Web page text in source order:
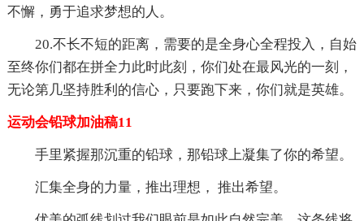
不懈，勇于追求梦想的人。
20.不长不短的距离，需要的是全身心全程投入，自始
至终你们都在拼全力此时此刻，你们处在最风光的一刻，
无论第几坚持胜利的信心，只要跑下来，你们就是英雄。
运动会铅球加油稿11
手里紧握那沉重的铅球，那铅球上凝集了你的希望。
汇集全身的力量，推出理想， 推出希望。